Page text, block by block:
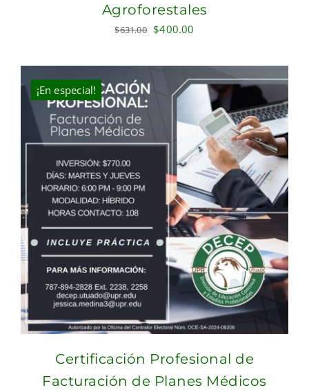
Agroforestales
$631.00 Original
was:
$631.00.
$400.00
is:
$400.00.
¡En especial!
Certificación Profesional de
Facturación de Planes Médicos